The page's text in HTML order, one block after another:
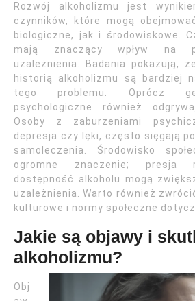
Rozwój alkoholizmu jest
czynników, które mogą
biologiczne, jak i środowiskowe.
mają znaczący wpływ na
uzależnienia. Badania pokazują,
historią alkoholizmu są bardziej
tego problemu. Oprócz
psychologiczne również
Osoby z zaburzeniami
depresja czy lęki, często sięgają
samoleczenia. Środowisko
ogromne znaczenie; presja
dostępność alkoholu mogą
uzależnienia. Warto również
kulturowe i normy społeczne
Jakie są objawy i
alkoholizmu?
Obj